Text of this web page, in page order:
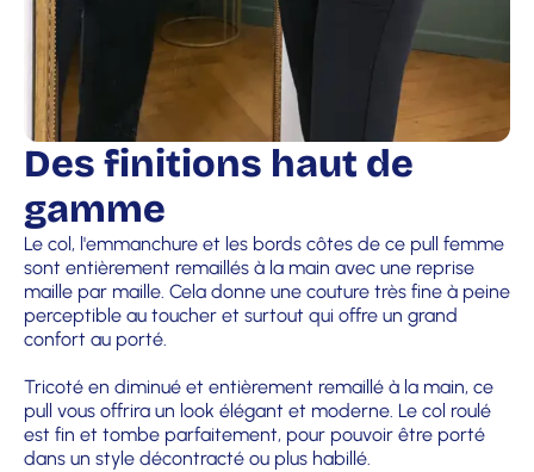
Des finitions haut de
gamme
Le col, l'emmanchure et les bords côtes de ce pull femme
sont entièrement remaillés à la main avec une reprise
maille par maille. Cela donne une couture très fine à peine
perceptible au toucher et surtout qui offre un grand
confort au porté.
Tricoté en diminué et entièrement remaillé à la main, ce
pull vous offrira un look élégant et moderne. Le col roulé
est fin et tombe parfaitement, pour pouvoir être porté
dans un style décontracté ou plus habillé.